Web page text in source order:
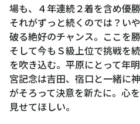
場も、４年連続２着を含め優
それがずっと続くのでは？い
破る絶好のチャンス。ここを
そして今もＳ級上位で挑戦を
を吹き込む。平原にとって年
宮記念は吉田、宿口と一緒に
がそろって決意を新たに。心
見せてほしい。